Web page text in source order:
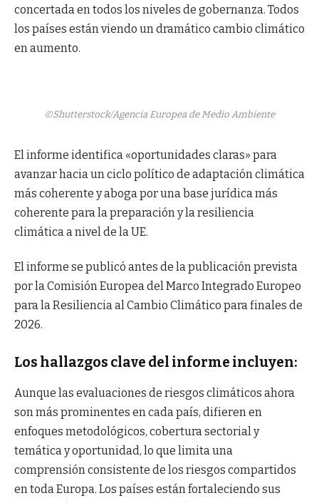
concertada en todos los niveles de gobernanza. Todos
los países están viendo un dramático cambio climático
en aumento.
©Shutterstock/Agencia Europea de Medio Ambiente
El informe identifica «oportunidades claras» para
avanzar hacia un ciclo político de adaptación climática
más coherente y aboga por una base jurídica más
coherente para la preparación y la resiliencia
climática a nivel de la UE.
El informe se publicó antes de la publicación prevista
por la Comisión Europea del Marco Integrado Europeo
para la Resiliencia al Cambio Climático para finales de
2026.
Los hallazgos clave del informe incluyen:
Aunque las evaluaciones de riesgos climáticos ahora
son más prominentes en cada país, difieren en
enfoques metodológicos, cobertura sectorial y
temática y oportunidad, lo que limita una
comprensión consistente de los riesgos compartidos
en toda Europa. Los países están fortaleciendo sus